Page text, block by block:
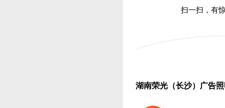
扫一扫，有
湖南荣光（长沙）广告